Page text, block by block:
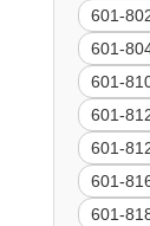
601-
601-
601-
601-
601-
601-
601-